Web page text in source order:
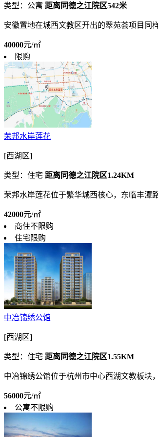
类型：公寓 距离同德之江院区542米
安徽置地在城西文教区开出的翠苑荟项目同
40000元/㎡
限购
荣邦水岸莲花
[西湖区]
类型：住宅 距离同德之江院区1.24KM
荣邦水岸莲花位于繁华城西核心，东临丰潭
42000元/㎡
商住不限购
住宅限购
中冶锦绣公馆
[西湖区]
类型：住宅 距离同德之江院区1.55KM
中冶锦绣公馆位于杭州市中心西湖文教板块
56000元/㎡
公寓不限购